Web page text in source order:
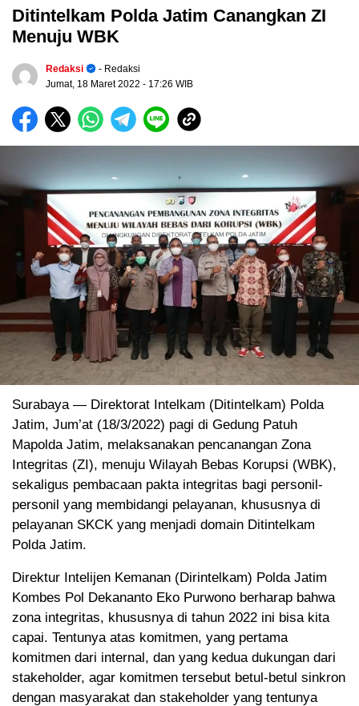
Ditintelkam Polda Jatim Canangkan ZI
Menuju WBK
Redaksi
- Redaksi
Jumat, 18 Maret 2022 - 17:26 WIB
Surabaya — Direktorat Intelkam (Ditintelkam) Polda
Jatim, Jum’at (18/3/2022) pagi di Gedung Patuh
Mapolda Jatim, melaksanakan pencanangan Zona
Integritas (ZI), menuju Wilayah Bebas Korupsi (WBK),
sekaligus pembacaan pakta integritas bagi personil-
personil yang membidangi pelayanan, khususnya di
pelayanan SKCK yang menjadi domain Ditintelkam
Polda Jatim.
Direktur Intelijen Kemanan (Dirintelkam) Polda Jatim
Kombes Pol Dekananto Eko Purwono berharap bahwa
zona integritas, khususnya di tahun 2022 ini bisa kita
capai. Tentunya atas komitmen, yang pertama
komitmen dari internal, dan yang kedua dukungan dari
stakeholder, agar komitmen tersebut betul-betul sinkron
dengan masyarakat dan stakeholder yang tentunya